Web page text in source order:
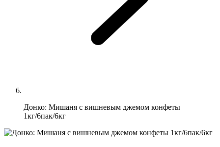
Донко: Мишаня с вишневым джемом конфеты
1кг/6пак/6кг